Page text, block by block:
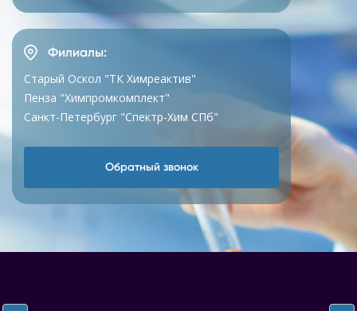
Филиалы:
Старый Оскол "ТК Химреактив"
Пенза "Химпромкомплект"
Санкт-Петербург "Спектр-Хим СПб"
Обратный звонок